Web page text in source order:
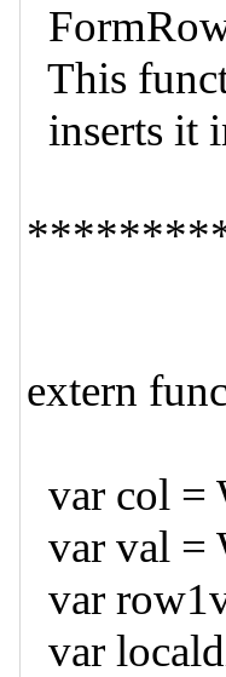
This
inserts it
extern
var col =
var val =
var
var